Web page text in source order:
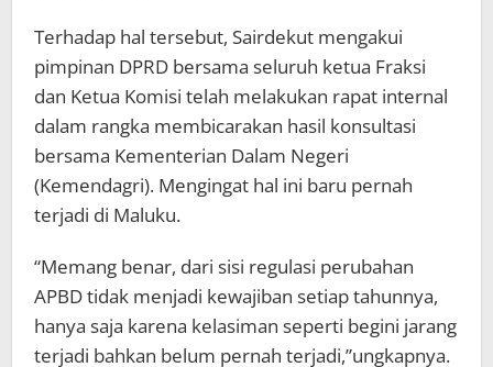
Terhadap hal tersebut, Sairdekut mengakui
pimpinan DPRD bersama seluruh ketua Fraksi
dan Ketua Komisi telah melakukan rapat internal
dalam rangka membicarakan hasil konsultasi
bersama Kementerian Dalam Negeri
(Kemendagri). Mengingat hal ini baru pernah
terjadi di Maluku.
“Memang benar, dari sisi regulasi perubahan
APBD tidak menjadi kewajiban setiap tahunnya,
hanya saja karena kelasiman seperti begini jarang
terjadi bahkan belum pernah terjadi,”ungkapnya.